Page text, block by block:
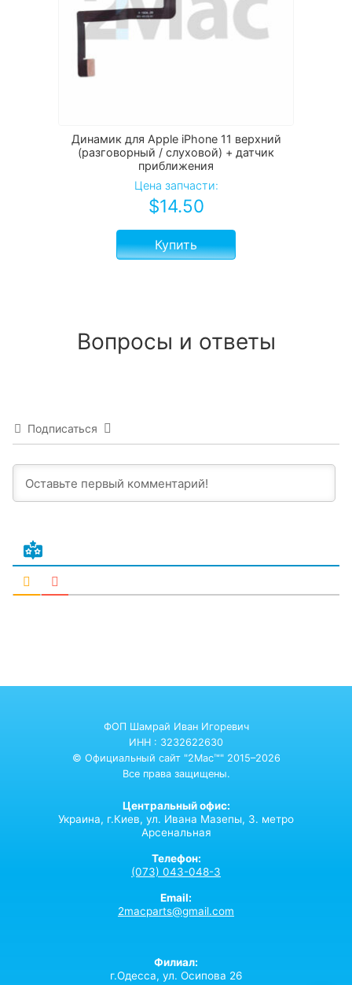
Динамик для Apple iPhone 11 верхний
(разговорный / слуховой) + датчик
приближения
Цена запчасти:
$14.50
Купить
Вопросы и ответы
Подписаться
ФОП Шамрай Иван Игоревич
ИНН : 3232622630
© Официальный сайт "2Mac™" 2015–2026
Все права защищены.
Центральный офис:
Украина, г.Киев, ул. Ивана Мазепы, 3. метро
Арсенальная
Телефон:
(073) 043-048-3
Email:
2macparts@gmail.com
Филиал:
г.Одесса, ул. Осипова 26